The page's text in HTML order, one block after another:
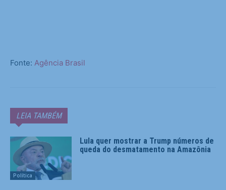
Fonte: Agência Brasil
LEIA TAMBÉM
Política
Lula quer mostrar a Trump números de
queda do desmatamento na Amazônia